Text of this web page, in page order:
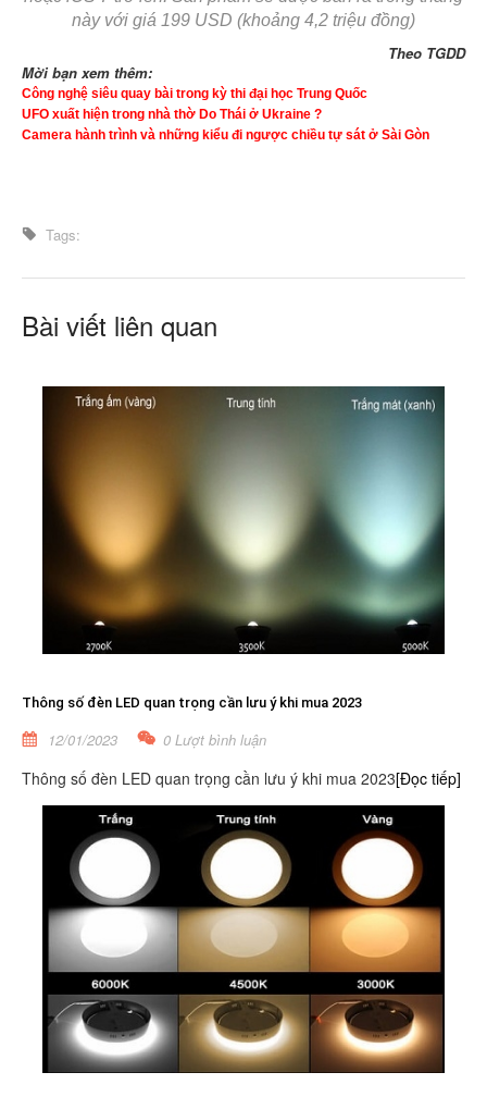
này với giá 199 USD (khoảng 4,2 triệu đồng)
Theo TGDD
Mời bạn xem thêm:
Công nghệ siêu quay bài trong kỳ thi đại học Trung Quốc
UFO xuất hiện trong nhà thờ Do Thái ở Ukraine ?
Camera hành trình và những kiểu đi ngược chiều tự sát ở Sài Gòn
Tags:
Bài viết liên quan
Thông số đèn LED quan trọng cần lưu ý khi mua 2023
12/01/2023 0 Lượt bình luận
Thông số đèn LED quan trọng cần lưu ý khi mua 2023[Đọc tiếp]